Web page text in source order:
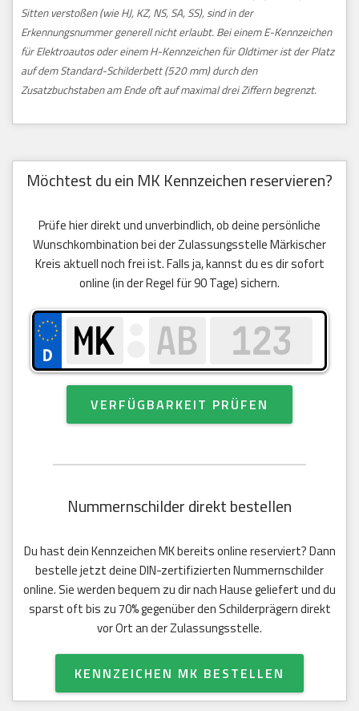
Sitten verstoßen (wie HJ, KZ, NS, SA, SS), sind in der
Erkennungsnummer generell nicht erlaubt. Bei einem E-Kennzeichen
für Elektroautos oder einem H-Kennzeichen für Oldtimer ist der Platz
auf dem Standard-Schilderbett (520 mm) durch den
Zusatzbuchstaben am Ende oft auf maximal drei Ziffern begrenzt.
Möchtest du ein MK Kennzeichen reservieren?
Prüfe hier direkt und unverbindlich, ob deine persönliche
Wunschkombination bei der Zulassungsstelle Märkischer
Kreis aktuell noch frei ist. Falls ja, kannst du es dir sofort
online (in der Regel für 90 Tage) sichern.
VERFÜGBARKEIT PRÜFEN
Nummernschilder direkt bestellen
Du hast dein Kennzeichen MK bereits online reserviert? Dann
bestelle jetzt deine DIN-zertifizierten Nummernschilder
online. Sie werden bequem zu dir nach Hause geliefert und du
sparst oft bis zu 70% gegenüber den Schilderprägern direkt
vor Ort an der Zulassungsstelle.
KENNZEICHEN MK BESTELLEN